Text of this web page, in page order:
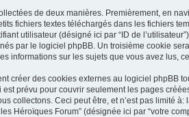
de deux manières. Premièrement, en
fichiers textes téléchargés dans les fichiers
utilisateur (désigné ici par “ID de
par le logiciel phpBB. Un troisième cookie
informations sur les sujets que vous avez lus,
créer des cookies externes au logiciel phpBB
prévu pour couvrir seulement les pages
collectons. Ceci peut être, et n’est pas limité
Héroïques Forum” (désignée ici par “votre